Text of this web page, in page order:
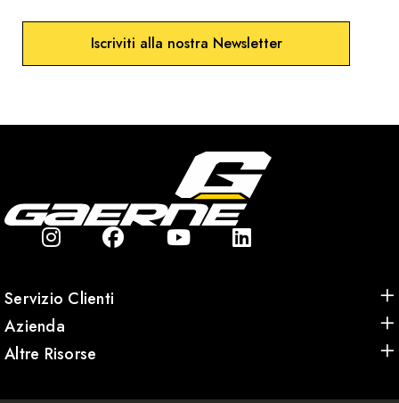
Iscriviti alla nostra Newsletter
Servizio Clienti
Azienda
Altre Risorse